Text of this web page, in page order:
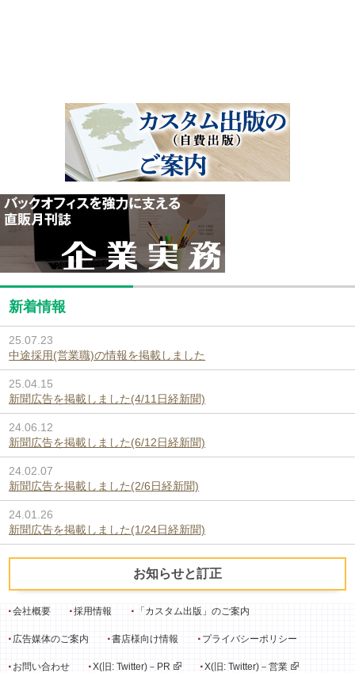
新着情報
25.07.23
25.04.15
新聞広告を掲載しました(4/11日経新聞)
24.06.12
新聞広告を掲載しました(6/12日経新聞)
24.02.07
新聞広告を掲載しました(2/6日経新聞)
24.01.26
新聞広告を掲載しました(1/24日経新聞)
お知らせと訂正
会社概要 採用情報 「カスタム出版」のご案内
お問い合わせ X(旧: Twitter)－PR X(旧: Twitter)－営業
Copyright©NIPPON JITSUGYO PUBLISHING All Rights Reserved.